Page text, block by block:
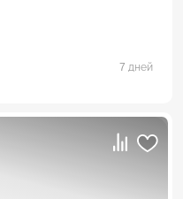
7 дней